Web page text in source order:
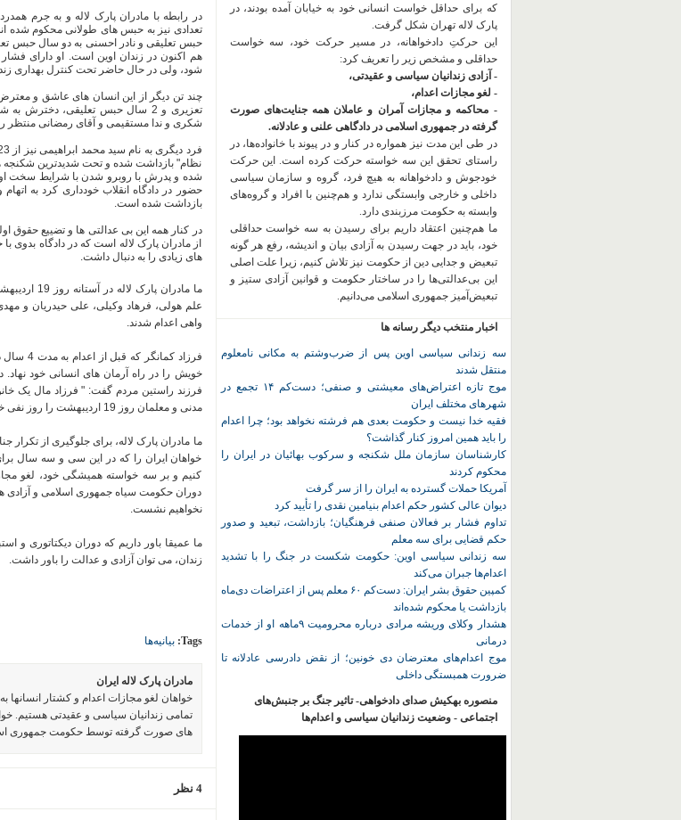
در رابطه با مادران پارک لاله و به جرم
تعدادی نیز به حبس های طولانی محکوم شده
هم اکنون در زندان اوین است. او دارای
شود، ولی در حال حاضر تحت کنترل بهداری
چند تن دیگر از این انسان های عاشق و
تعزیری و 2 سال حبس تعلیقی،
شکری و ندا مستقیمی و آقای رمضانی منتظر
نظام" بازداشت شده و تحت شدیدترین شکنجه
حضور در دادگاه انقلاب خودداری کرد به
بازداشت شده است.
از مادران پارک لاله است که در دادگاه
های زیادی را به دنبال داشت.
ما
علم هولی، فرهاد وکیلی، علی حیدریان و
واهی اعدام شدند.
فرزاد
خویش را در راه آرمان های انسانی خود نهاد.
فرزند راستین مردم گفت: " فرزاد مال یک
مدنی و معلمان روز 19 اردیبهشت را روز نفی خشونت و دفاع از حق حیات و یا روز معلم آزاده نامیدند.
ما مادران پارک لاله، برای جلوگیری از تکرار
خواهان ایران را که در این سی و سه سال
کنیم و بر سه خواسته همیشگی خود، لغو
دوران حکومت سیاه جمهوری اسلامی و آزادی
نخواهیم نشست.
ما عمیقا باور داریم که دوران دیکتاتوری و
زندان، می توان آزادی و عدالت را باور داشت.
Tags: بیانیه‌ها
مادران پارک لاله ایران
خواهان لغو مجازات اعدام و کشتار
تمامی زندانیان سیاسی و عقیدتی هستیم.
های صورت گرفته توسط حکومت جمهوری
4 نظر
که برای حداقل خواست انسانی خود به خیابان آمده بودند، در
پارک لاله تهران شکل گرفت.
این حرکتِ دادخواهانه، در مسیر حرکت خود، سه خواست
حداقلی و مشخص زیر را تعریف کرد:
- آزادی زندانیان سیاسی و عقیدتی،
- لغو مجازات اعدام،
- محاکمه و مجازات آمران و عاملان همه جنایت‌های صورت
گرفته در جمهوری اسلامی در دادگاهی علنی و عادلانه.
در طی این مدت نیز همواره در کنار و در پیوند با خانواده‌ها، در
راستای تحقق این سه خواسته حرکت کرده است. این حرکت
خودجوش و دادخواهانه به هیچ فرد، گروه و سازمان سیاسی
داخلی و خارجی وابستگی ندارد و هم‌چنین با افراد و گروه‌های
وابسته به حکومت مرزبندی دارد.
ما هم‌چنین اعتقاد داریم برای رسیدن به سه خواست حداقلی
خود، باید در جهت رسیدن به آزادی بیان و اندیشه، رفع هر گونه
تبعیض و جدایی دین از حکومت نیز تلاش کنیم، زیرا علت اصلی
این بی‌عدالتی‌ها را در ساختار حکومت و قوانین آزادی ستیز و
تبعیض‌آمیز جمهوری اسلامی می‌دانیم.
اخبار منتخب دیگر رسانه ها
سه زندانی سیاسی اوین پس از ضرب‌وشتم به مکانی نامعلوم
منتقل شدند
موج تازه اعتراض‌های معیشتی و صنفی؛ دست‌کم ۱۴ تجمع در
شهرهای مختلف ایران
فقیه خدا نیست و حکومت بعدی هم فرشته نخواهد بود؛ چرا اعدام
را باید همین امروز کنار گذاشت؟
کارشناسان سازمان ملل شکنجه و سرکوب بهائیان در ایران را
محکوم کردند
آمریکا حملات گسترده به ایران را از سر گرفت
دیوان عالی کشور حکم اعدام بنیامین نقدی را تأیید کرد
تداوم فشار بر فعالان صنفی فرهنگیان؛ بازداشت، تبعید و صدور
حکم قضایی برای سه معلم
سه زندانی سیاسی اوین: حکومت شکست در جنگ را با تشدید
اعدام‌ها جبران می‌کند
کمپین حقوق بشر ایران: دست‌کم ۶۰ معلم پس از اعتراضات دی‌ماه
بازداشت یا محکوم شده‌اند
هشدار وکلای وریشه مرادی درباره محرومیت ۹ماهه او از خدمات
درمانی
موج اعدام‌های معترضان دی‌ خونین؛ از نقض دادرسی عادلانه تا
ضرورت همبستگی داخلی
منصوره بهکیش صدای دادخواهی- تاثیر جنگ بر جنبش‌های
اجتماعی - وضعیت زندانیان سیاسی و اعدام‌ها